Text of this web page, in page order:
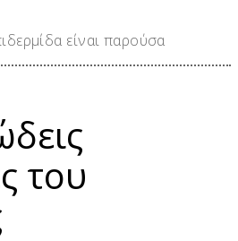
είναι παρούσα
του